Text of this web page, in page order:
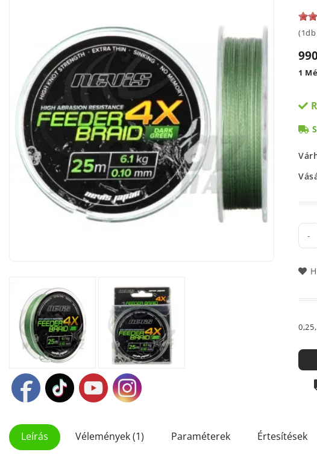
1
-
0,25,
Leírás Vélemények (1) Paraméterek Értesítések